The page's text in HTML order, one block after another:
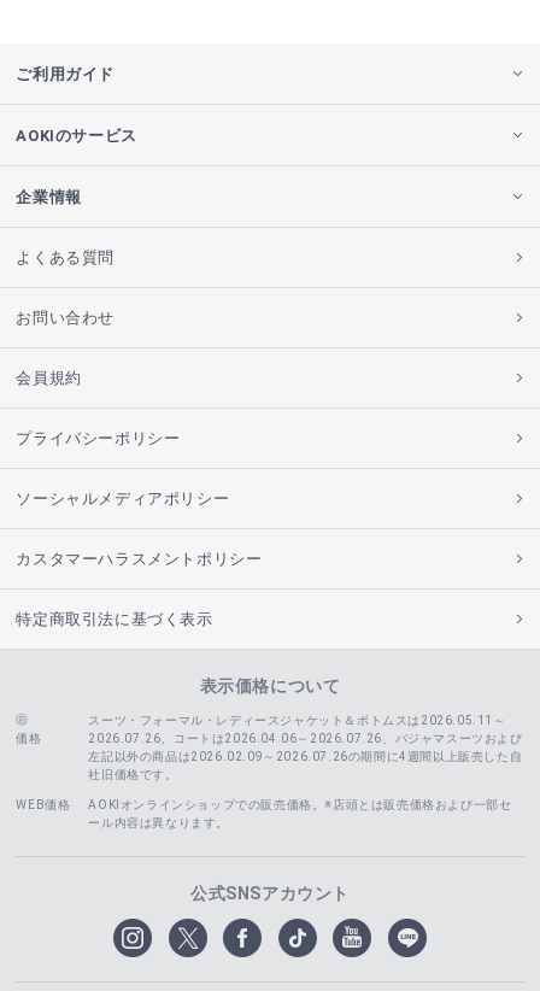
ご利用ガイド
AOKIのサービス
企業情報
よくある質問
お問い合わせ
会員規約
プライバシーポリシー
ソーシャルメディアポリシー
カスタマーハラスメントポリシー
特定商取引法に基づく表示
表示価格について
価格
スーツ・フォーマル・レディースジャケット＆ボトムスは2026.05.11～
2026.07.26、コートは2026.04.06～2026.07.26、
パジャマスーツおよび
左記以外の商品は2026.02.09～2026.07.26の期間に4週間以上販売した自
社旧価格です。
WEB価格
AOKIオンラインショップでの販売価格。※店頭とは販売価格および一部セ
ール内容は異なります。
公式SNSアカウント